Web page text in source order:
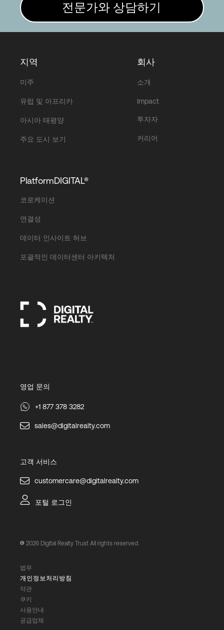
전문가와 상담하기
지역
미주
유럽 및 아프리카
아시아 태평양
주요 도시 보기
회사
소개
Impact
투자자
커리어
PlatformDIGITAL®
코로케이션
연결성
데이터 인사이트 허브
포괄적인 데이터센터 아키텍처
영업 문의
+1 877 378 3282
sales@digitalrealty.com
고객 서비스
customercare@digitalrealty.com
포털 로그인
2026 Digital Realty Trust All rights reserved.
법무
개인정보처리방침
약관
쿠키
사용안내
공급업체